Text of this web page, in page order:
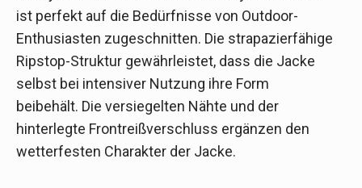
ist perfekt auf die Bedürfnisse von Outdoor-
Enthusiasten zugeschnitten. Die strapazierfähige
Ripstop-Struktur gewährleistet, dass die Jacke
selbst bei intensiver Nutzung ihre Form
beibehält. Die versiegelten Nähte und der
hinterlegte Frontreißverschluss ergänzen den
wetterfesten Charakter der Jacke.